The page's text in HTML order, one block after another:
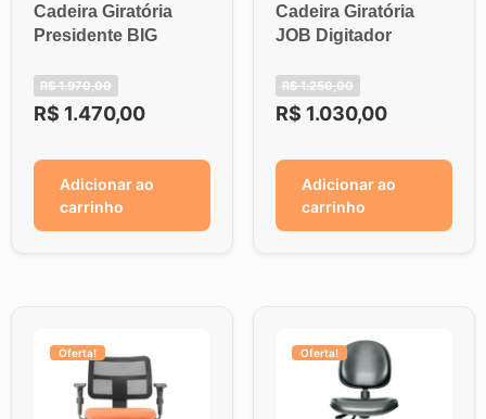
Cadeira Giratória
Presidente BIG
R$1.970,00
R$ 1.470,00
Adicionar ao
carrinho
Cadeira Giratória
JOB Digitador
R$1.250,00
R$ 1.030,00
Adicionar ao
carrinho
Oferta! Oferta!